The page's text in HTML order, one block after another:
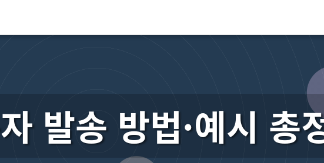
발송 방법·예시 총